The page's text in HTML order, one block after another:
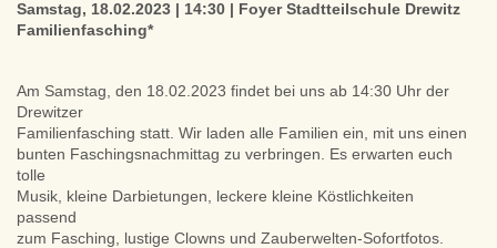
Samstag, 18.02.2023 | 14:30 | Foyer Stadtteilschule Drewitz
Familienfasching*
Am Samstag, den 18.02.2023 findet bei uns ab 14:30 Uhr der
Drewitzer
Familienfasching statt. Wir laden alle Familien ein, mit uns einen
bunten Faschingsnachmittag zu verbringen. Es erwarten euch
tolle
Musik, kleine Darbietungen, leckere kleine Köstlichkeiten
passend
zum Fasching, lustige Clowns und Zauberwelten-Sofortfotos.